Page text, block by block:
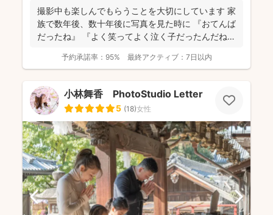
撮影中も楽しんでもらうことを大切にしています 家
族で数年後、数十年後に写真を見た時に 『おてんば
だったね』 『よく笑ってよく泣く子だったんだね』
予約承諾率： 95% 最終アクティブ： 7日以内
小林舞香 PhotoStudio Letter
5 (18)女性